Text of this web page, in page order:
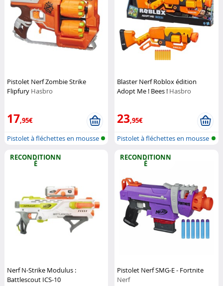
Pistolet Nerf Zombie Strike
Flipfury Hasbro
17,95€
Pistolet à fléchettes en mousse
Blaster Nerf Roblox édition
Adopt Me ! Bees ! Hasbro
23,95€
Pistolet à fléchettes en mousse
RECONDITIONN
É
Nerf N-Strike Modulus :
Battlescout ICS-10
RECONDITIONN
É
Pistolet Nerf SMG-E - Fortnite
Nerf